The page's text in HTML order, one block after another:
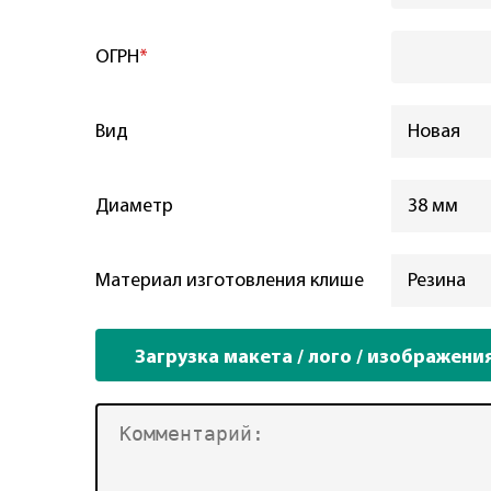
ОГРН*
Вид Новая
Диаметр 38 мм
Материал изготовления клише Резина